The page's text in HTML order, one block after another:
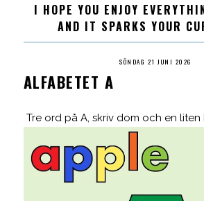
I HOPE YOU ENJOY
AND IT SPARKS YOUR
SÖNDAG 21 JUNI 2026
ALFABETET A
Tre ord på A, skriv dom och en